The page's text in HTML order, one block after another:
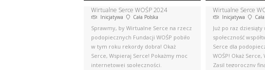
Wirtualne Serce WOŚP 2024
Inicjatywa Cała Polska
Sprawmy, by Wirtualne Serce na rzecz
podopiecznych Fundacji WOŚP pobiło
w tym roku rekordy dobra! Okaż
Serce, Wspieraj Serce! Pokażmy moc
internetowej społeczności.
Wirtualne Serce
Inicjatywa
Już po raz dziesiąty
społeczność
Serce dla
WOŚP! Okaż
Zasil tegoroczny